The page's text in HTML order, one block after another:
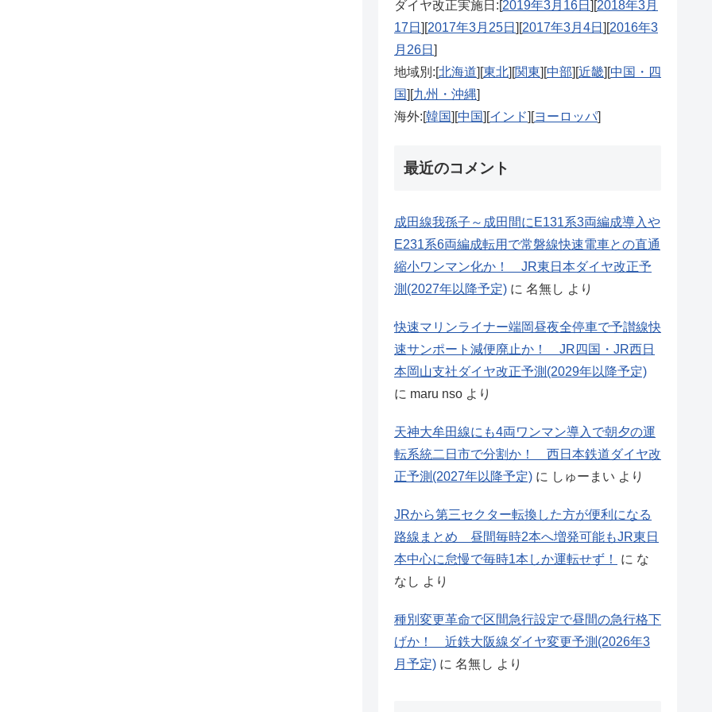
ダイヤ改正実施日:[2019年3月16日 ][2018年3月
17日 ][2017年3月25日 ][2017年3月4日 ][2016年3
月26日 ]
地域別:[北海道][東北][関東][中部][近畿][中国・四
国][九州・沖縄]
海外:[韓国][中国][インド][ヨーロッパ]
最近のコメント
成田線我孫子～成田間にE131系3両編成導入や
E231系6両編成転用で常磐線快速電車との直通
縮小ワンマン化か！ JR東日本ダイヤ改正予
測(2027年以降予定) に 名無し より
快速マリンライナー端岡昼夜全停車で予讃線快
速サンポート減便廃止か！ JR四国・JR西日
本岡山支社ダイヤ改正予測(2029年以降予定)
に maru nso より
天神大牟田線にも4両ワンマン導入で朝夕の運
転系統二日市で分割か！ 西日本鉄道ダイヤ改
正予測(2027年以降予定) に しゅーまい より
JRから第三セクター転換した方が便利になる
路線まとめ 昼間毎時2本へ増発可能もJR東日
本中心に怠慢で毎時1本しか運転せず！
に な
なし より
種別変更革命で区間急行設定で昼間の急行格下
げか！ 近鉄大阪線ダイヤ変更予測(2026年3
月予定) に 名無し より